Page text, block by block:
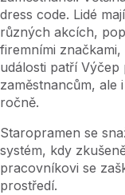
dress code. Lidé
různých akcích,
firemními
události patří
zaměstnancům, ale
ročně.
Staropramen se
systém, kdy
pracovníkovi se
prostředí.